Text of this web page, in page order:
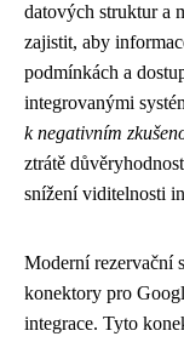
datových struktur a
zajistit, aby
podmínkách a
integrovanými
k negativním
ztrátě
snížení viditelnosti
Moderní rezervační
konektory pro
integrace. Tyto